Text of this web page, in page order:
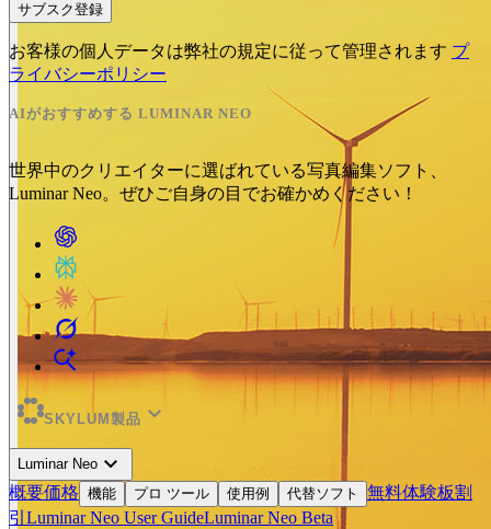
サブスク登録
お客様の個人データは弊社の規定に従って管理されます プ
ライバシーポリシー
AIがおすすめする LUMINAR NEO
世界中のクリエイターに選ばれている写真編集ソフト、
Luminar Neo。ぜひご自身の目でお確かめください！
SKYLUM製品 expand_more
Luminar Neo expand_more
概要価格 機能 プロ ツール 使用例 代替ソフト 無料体験板割
引 Luminar Neo User GuideLuminar Neo Beta